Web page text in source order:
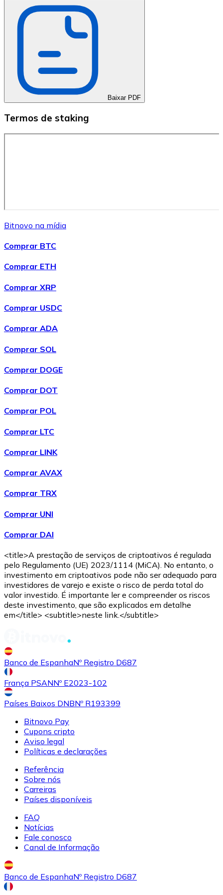
API Bitnovo
Integre nossa API no seu ecossistema.
Tornar-se Revendedor
Junte-se à nossa rede de revendedores e
Adicionar um Token
Adicione o token do seu projeto ao nosso serviço de
Bitcoin
BTC
ETH
Litecoin
LTC
XRP
XRP
Ver tudo
Baixar PDF
Termos de staking
Bitnovo na mídia
Comprar BTC
Comprar ETH
Comprar XRP
Comprar USDC
Comprar ADA
Comprar SOL
Comprar DOGE
Comprar DOT
Comprar POL
Comprar LTC
Comprar LINK
Comprar AVAX
Comprar TRX
Comprar UNI
Comprar DAI
<title>A prestação de serviços de criptoativos é regulada
pelo Regulamento (UE) 2023/1114 (MiCA). No entanto, o
investimento em criptoativos pode não ser adequado para
investidores de varejo e existe o risco de perda total do
valor investido. É importante ler e compreender os riscos
deste investimento, que são explicados em detalhe
em</title> <subtitle>neste link.</subtitle>
Banco de EspanhaNº Registro D687
França PSANNº E2023-102
Países Baixos DNBNº R193399
Bitnovo Pay
Cupons cripto
Aviso legal
Políticas e declarações
Referência
Sobre nós
Carreiras
Países disponíveis
FAQ
Notícias
Fale conosco
Canal de Informação
Banco de EspanhaNº Registro D687